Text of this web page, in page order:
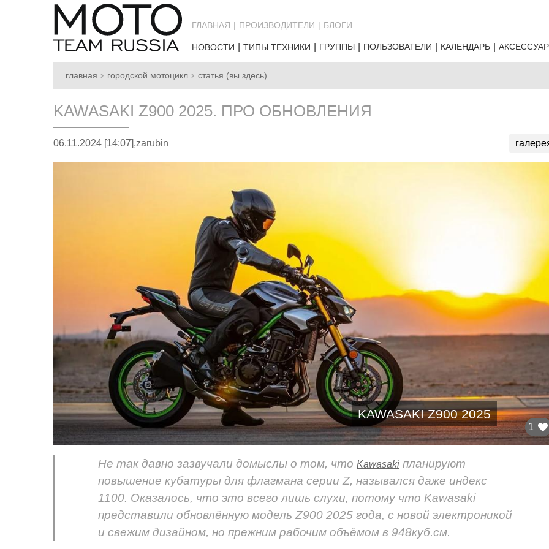
ГЛАВНАЯ ПРОИЗВОДИТЕЛИ БЛОГИ
НОВОСТИ ТИПЫ ТЕХНИКИ ГРУППЫ ПОЛЬЗОВАТЕЛИ КАЛЕНДАРЬ
главная городской мотоцикл статья (вы здесь)
KAWASAKI Z900 2025. ПРО ОБНОВЛЕНИЯ
06.11.2024 [14:07],zarubin
KAWASAKI Z900 2025
1
Не так давно зазвучали домыслы о том, что Kawasaki планируют
повышение кубатуры для флагмана серии Z, назывался даже индекс
1100. Оказалось, что это всего лишь слухи, потому что Kawasaki
представили обновлённую модель Z900 2025 года, с новой электроникой
и свежим дизайном, но прежним рабочим объёмом в 948куб.см.